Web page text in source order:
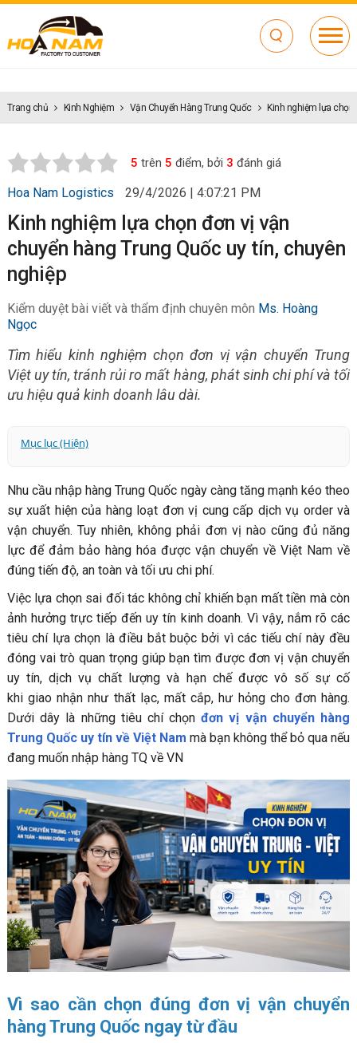
Trang chủ Kinh Nghiệm Vận Chuyển Hàng Trung Quốc Kinh nghiệm lựa
5 trên 5 điểm, bởi 3 đánh giá
Hoa Nam Logistics 29/4/2026 | 4:07:21 PM
Kinh nghiệm lựa chọn đơn vị vận
chuyển hàng Trung Quốc uy tín, chuyên
nghiệp
Kiểm duyệt bài viết và thẩm định chuyên môn Ms. Hoàng
Ngọc
Tìm hiểu kinh nghiệm chọn đơn vị vận chuyển Trung
Việt uy tín, tránh rủi ro mất hàng, phát sinh chi phí và tối
ưu hiệu quả kinh doanh lâu dài.
Mục lục (Hiện)
Quốc ngay từ đầu
7 tiêu chí lựa chọn đơn vị vận chuyển hàng Trung Quốc uy
tín
1. Tìm hiểu kỹ thông tin và năng lực thực tế của đơn vị
vận chuyển
2. Ưu tiên đơn vị vận chuyển chính ngạch, hạn chế trung
gian
3. Chọn đơn vị có kho hàng và văn phòng tại cả Trung
Quốc và Việt Nam
4. Đảm bảo thời gian vận chuyển ổn định, đúng cam kết
5. Chính sách bảo hiểm và đền bù minh bạch
6. Hệ thống theo dõi đơn hàng (tracking) minh bạch
7. Báo giá rõ ràng, không phát sinh chi phí ẩn
Sự cố dễ gặp khi “chọn nhầm” dịch vụ vận chuyển Trung -
Việt không uy tín
Vận chuyển 2 chiều Trung – Việt nên lựa chọn đơn vị
nào?
Hoa Nam Logistics – Đơn vị vận chuyển Trung – Việt
chính ngạch, uy tín, chuyên nghiệp
5 lý do bạn nên lựa chọn dịch vụ vận chuyển Trung – Việt
tại Hoa Nam Logistics
Một số lưu ý quan trọng khi sử dụng dịch vụ vận chuyển
Việt – Trung
Đóng gói hàng hóa phù hợp với từng loại sản phẩm
Chuẩn bị đầy đủ giấy tờ, chứng từ khi cần thiết
Nhu cầu nhập hàng Trung Quốc ngày càng tăng mạnh kéo theo
sự xuất hiện của hàng loạt đơn vị cung cấp dịch vụ order và
vận chuyển. Tuy nhiên, không phải đơn vị nào cũng đủ năng
lực để đảm bảo hàng hóa được vận chuyển về Việt Nam về
đúng tiến độ, an toàn và tối ưu chi phí.
Việc lựa chọn sai đối tác không chỉ khiến bạn mất tiền mà còn
ảnh hưởng trực tiếp đến uy tín kinh doanh. Vì vậy, nắm rõ các
tiêu chí lựa chọn là điều bắt buộc bởi vì các tiếu chí này đều
đóng vai trò quan trọng giúp bạn tìm được đơn vị vận chuyển
uy tín, dịch vụ chất lượng và hạn chế được vô số sự cố
khi giao nhận như thất lạc, mất cắp, hư hỏng cho đơn hàng.
Dưới dây là những tiêu chí chọnđơn vị vận chuyển hàng
Trung Quốc uy tín về Việt Nam mà bạn không thể bỏ qua nếu
đang muốn nhập hàng TQ về VN
Vì sao cần chọn đúng đơn vị vận chuyển
hàng Trung Quốc ngay từ đầu